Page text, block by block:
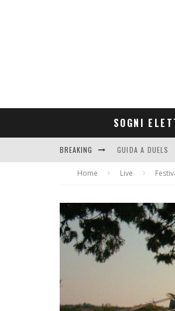
SOGNI
BREAKING GUIDA A DUELS
CONTRIBUTORS
Home Live